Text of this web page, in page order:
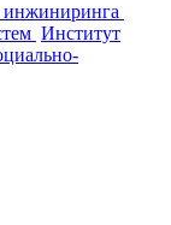
инжиниринга
Институт